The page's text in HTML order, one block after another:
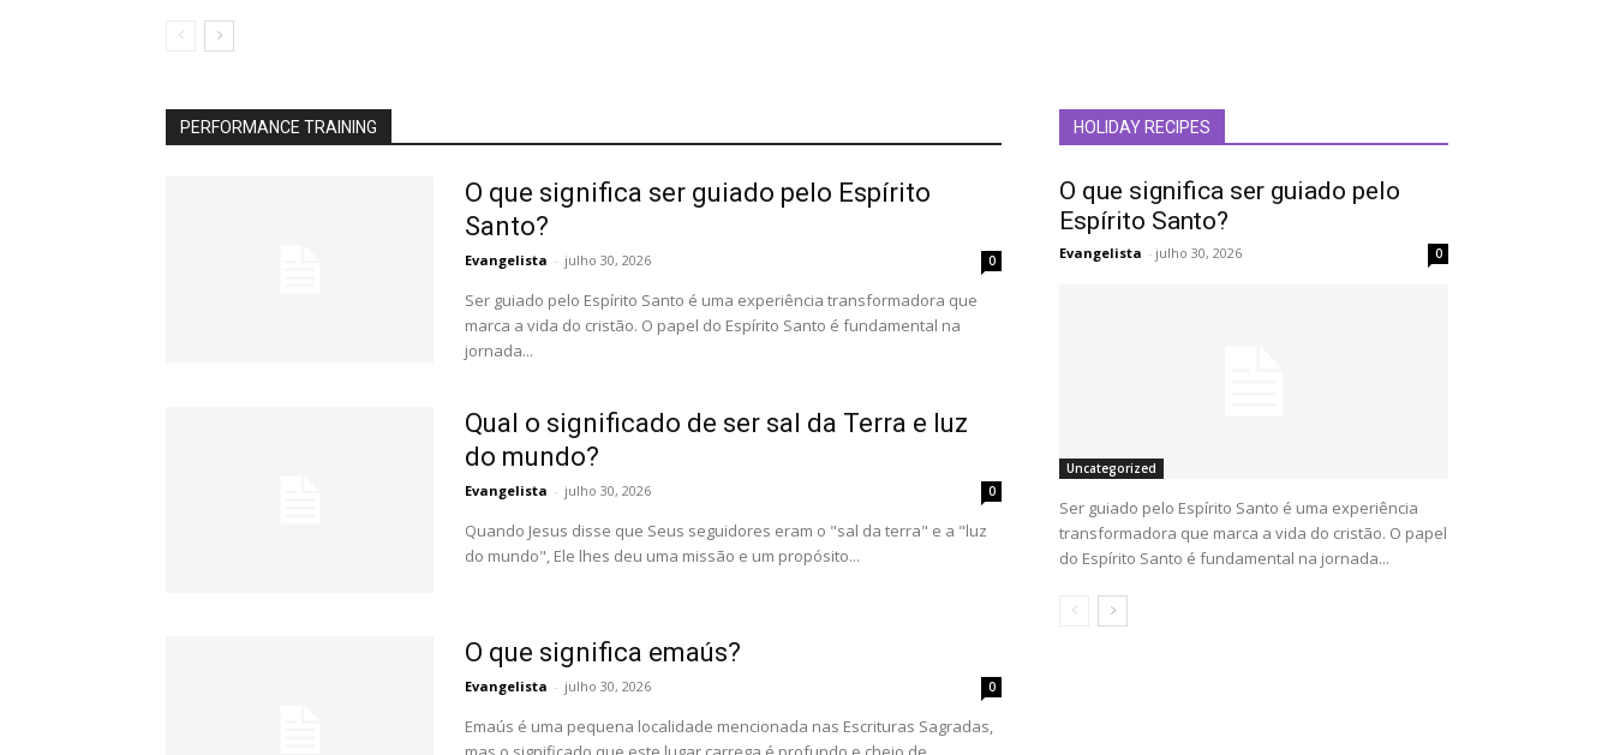
PERFORMANCE TRAINING
O que significa ser guiado pelo Espírito
Santo?
Evangelista - julho 30, 2026 0
Ser guiado pelo Espírito Santo é uma experiência transformadora que
marca a vida do cristão. O papel do Espírito Santo é fundamental na
jornada...
Qual o significado de ser sal da Terra e luz
do mundo?
Evangelista - julho 30, 2026 0
Quando Jesus disse que Seus seguidores eram o "sal da terra" e a "luz
do mundo", Ele lhes deu uma missão e um propósito...
O que significa emaús?
Evangelista - julho 30, 2026 0
Emaús é uma pequena localidade mencionada nas Escrituras Sagradas,
HOLIDAY RECIPES
O que significa ser guiado pelo
Espírito Santo?
Evangelista - julho 30, 2026 0
Uncategorized
Ser guiado pelo Espírito Santo é uma experiência
transformadora que marca a vida do cristão. O papel
do Espírito Santo é fundamental na jornada...